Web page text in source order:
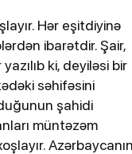
Hər eşitdiyinə
ibarətdir. Şair,
ki, deyiləsi bir
səhifəsini
şahidi
müntəzəm
Azərbaycanın